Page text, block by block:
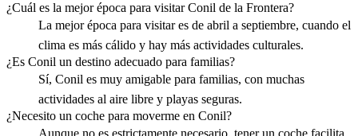
¿Cuál es la mejor época para visitar Conil de la Frontera?
La mejor época para visitar es de abril a septiembre, cuando el
clima es más cálido y hay más actividades culturales.
¿Es Conil un destino adecuado para familias?
Sí, Conil es muy amigable para familias, con muchas
actividades al aire libre y playas seguras.
¿Necesito un coche para moverme en Conil?